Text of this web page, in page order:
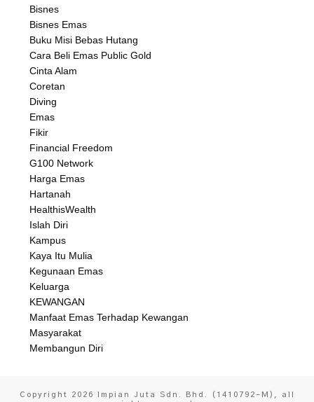
Bisnes
Bisnes Emas
Buku Misi Bebas Hutang
Cara Beli Emas Public Gold
Cinta Alam
Coretan
Diving
Emas
Fikir
Financial Freedom
G100 Network
Harga Emas
Hartanah
HealthisWealth
Islah Diri
Kampus
Kaya Itu Mulia
Kegunaan Emas
Keluarga
KEWANGAN
Manfaat Emas Terhadap Kewangan
Masyarakat
Membangun Diri
Copyright 2026 Impian Juta Sdn. Bhd. (1410792-M)
, all